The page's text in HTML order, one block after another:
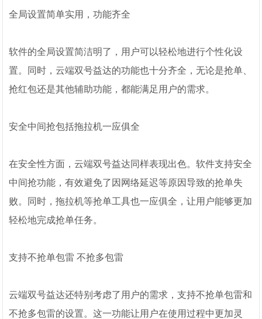
全局设置简单实用，功能齐全
软件的全局设置简洁明了，用户可以轻松地进行个性化设
置。同时，云端双号益达的功能也十分齐全，无论是抢单、
抢红包还是其他辅助功能，都能满足用户的需求。
安全中间抢包括拖拉机一应俱全
在安全性方面，云端双号益达同样表现出色。软件支持安全
中间抢功能，有效避免了因网络延迟等原因导致的抢单失
败。同时，拖拉机等抢单工具也一应俱全，让用户能够更加
轻松地完成抢单任务。
支持不抢单包雷 不抢多包雷
云端双号益达还特别考虑了用户的需求，支持不抢单包雷和
不抢多包雷的设置。这一功能让用户在使用过程中更加灵